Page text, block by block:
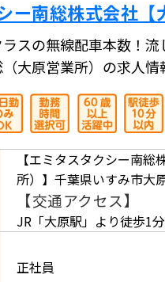
ー南総株式会社【
スの無線配車本数！
大原営業所）の求人情
【エミタスタクシー南総
所）】 千葉県いすみ市大
【交通アクセス】
JR「大原駅」より徒歩1
正社員